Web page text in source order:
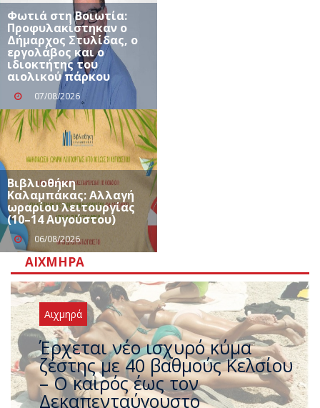
Φωτιά στη Βοιωτία:
Προφυλακίστηκαν ο
Δήμαρχος Στυλίδας, ο
εργολάβος και ο
ιδιοκτήτης του
αιολικού πάρκου
07/08/2026
Βιβλιοθήκη
Καλαμπάκας: Αλλαγή
ωραρίου λειτουργίας
(10–14 Αυγούστου)
06/08/2026
ΑΙΧΜΗΡΆ
Αιχμηρά
Άφαντος ο Τσίπρας… την ώρα
που η χώρα καίγεται